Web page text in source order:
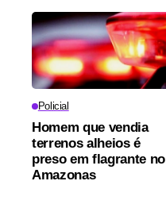
Policial
Homem que vendia
terrenos alheios é
preso em flagrante no
Amazonas